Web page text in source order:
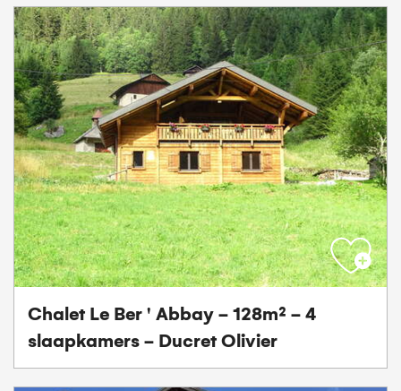
Chalet Le Ber ' Abbay - 128m² - 4
slaapkamers - Ducret Olivier